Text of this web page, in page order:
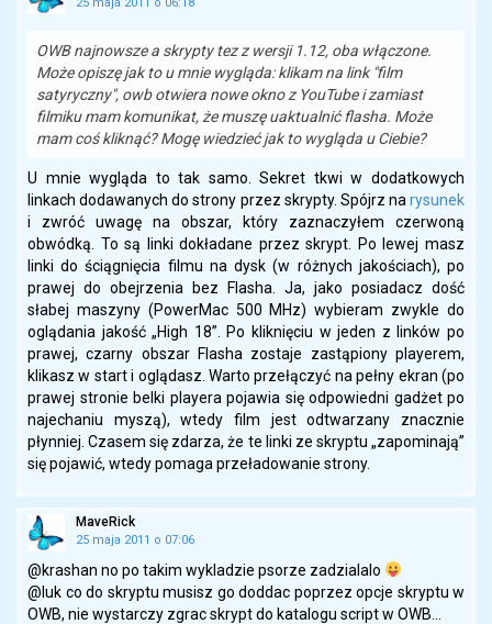
OWB najnowsze a skrypty tez z wersji 1.12, oba włączone.
Może opiszę jak to u mnie wygląda: klikam na link "film
satyryczny", owb otwiera nowe okno z YouTube i zamiast
filmiku mam komunikat, że muszę uaktualnić flasha. Może
mam coś kliknąć? Mogę wiedzieć jak to wygląda u Ciebie?
U mnie wygląda to tak samo. Sekret tkwi w dodatkowych
linkach dodawanych do strony przez skrypty. Spójrz na rysunek
i zwróć uwagę na obszar, który zaznaczyłem czerwoną
obwódką. To są linki dokładane przez skrypt. Po lewej masz
linki do ściągnięcia filmu na dysk (w różnych jakościach), po
prawej do obejrzenia bez Flasha. Ja, jako posiadacz dość
słabej maszyny (PowerMac 500 MHz) wybieram zwykle do
oglądania jakość „High 18”. Po kliknięciu w jeden z linków po
prawej, czarny obszar Flasha zostaje zastąpiony playerem,
klikasz w start i oglądasz. Warto przełączyć na pełny ekran (po
prawej stronie belki playera pojawia się odpowiedni gadżet po
najechaniu myszą), wtedy film jest odtwarzany znacznie
płynniej. Czasem się zdarza, że te linki ze skryptu „zapominają”
się pojawić, wtedy pomaga przeładowanie strony.
MaveRick
25 maja 2011 o 07:06
@krashan no po takim wykladzie psorze zadzialalo
@luk co do skryptu musisz go doddac poprzez opcje skryptu w
OWB, nie wystarczy zgrac skrypt do katalogu script w OWB…